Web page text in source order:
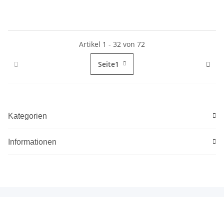
Artikel 1 - 32 von 72
Seite1
Kategorien
Informationen